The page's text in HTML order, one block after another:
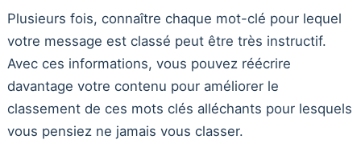
Plusieurs fois, connaître chaque mot-clé pour lequel
votre message est classé peut être très instructif.
Avec ces informations, vous pouvez réécrire
davantage votre contenu pour améliorer le
classement de ces mots clés alléchants pour lesquels
vous pensiez ne jamais vous classer.